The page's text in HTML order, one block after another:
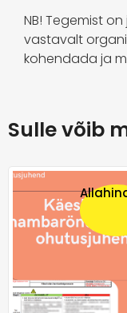
NB! Tegemist
vastavalt
kohendada ja
Sulle võib